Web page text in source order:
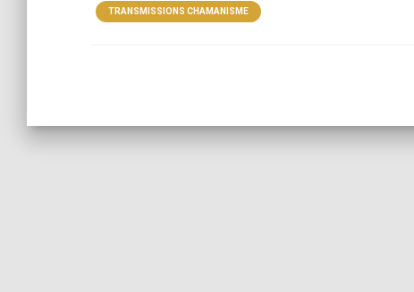
TRANSMISSIONS CHAMANISME